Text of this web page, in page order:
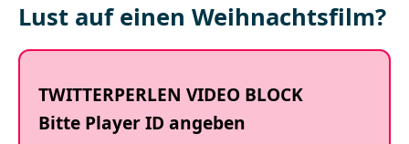
Lust auf einen Weihnachtsfilm?
TWITTERPERLEN VIDEO BLOCK
Bitte Player ID angeben